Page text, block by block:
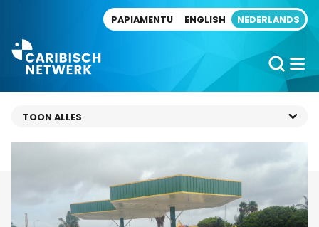
PAPIAMENTU ENGLISH NEDERLANDS